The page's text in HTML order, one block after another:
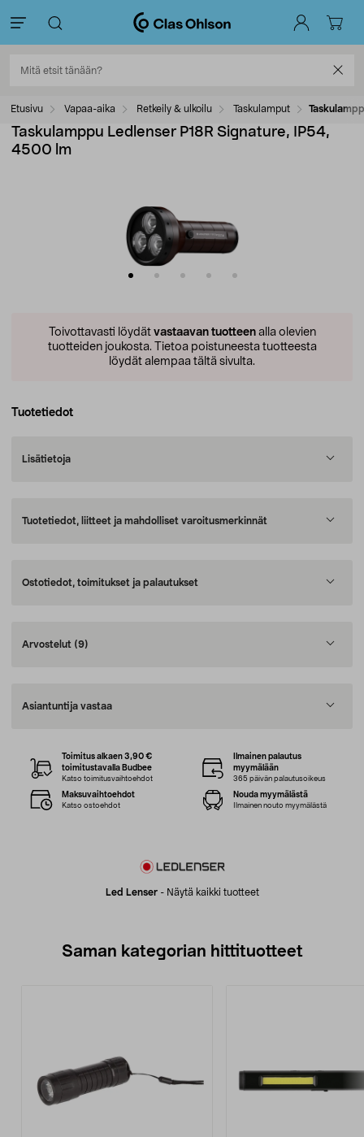
Etusivu Vapaa-aika Retkeily & ulkoilu Taskulamput
Taskulamppu Ledlenser P18R Signature, IP54,
4500 lm
Toivottavasti löydät vastaavan tuotteenalla olevien
tuotteiden joukosta. Tietoa poistuneesta tuotteesta
löydät alempaa tältä sivulta.
Tuotetiedot
Lisätietoja
Tuotetiedot, liitteet ja mahdolliset varoitusmerkinnät
Ostotiedot, toimitukset ja palautukset
Arvostelut (9)
Asiantuntija vastaa
Led Lenser- Näytä kaikki tuotteet
Toimitus alkaen 3,90 €
toimitustavalla Budbee
Katso toimitusvaihtoehdot
Ilmainen palautus
myymälään
365 päivän palautusoikeus
Maksuvaihtoehdot
Katso ostoehdot
Nouda myymälästä
Ilmainen nouto myymälästä
Saman kategorian hittituotteet